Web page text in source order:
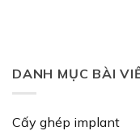
DANH MỤC BÀI
Cấy ghép implant